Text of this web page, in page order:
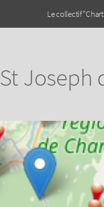
Le collectif
St Joseph